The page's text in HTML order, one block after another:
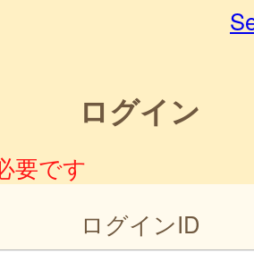
ログイン
要です
ログインID